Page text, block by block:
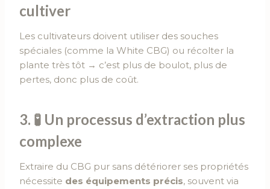
cultiver
Les cultivateurs doivent utiliser des souches
spéciales (comme la White CBG) ou récolter la
plante très tôt → c’est plus de boulot, plus de
pertes, donc plus de coût.
3. 🧪 Un processus d’extraction plus
complexe
Extraire du CBG pur sans détériorer ses propriétés
nécessite des équipements précis, souvent via